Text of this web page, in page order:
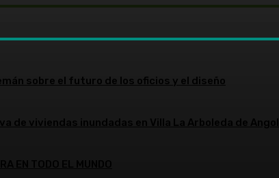
sobre el futuro de los oficios y el diseño
de viviendas inundadas en Villa La Arboleda de Angol